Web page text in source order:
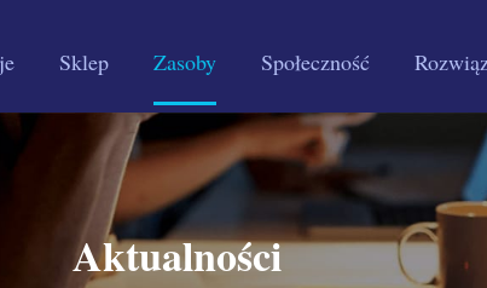
Sklep Zasoby Społeczność
Aktualności